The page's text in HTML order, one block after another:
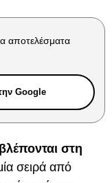
αποτελέσματα
Google
στη
σειρά από